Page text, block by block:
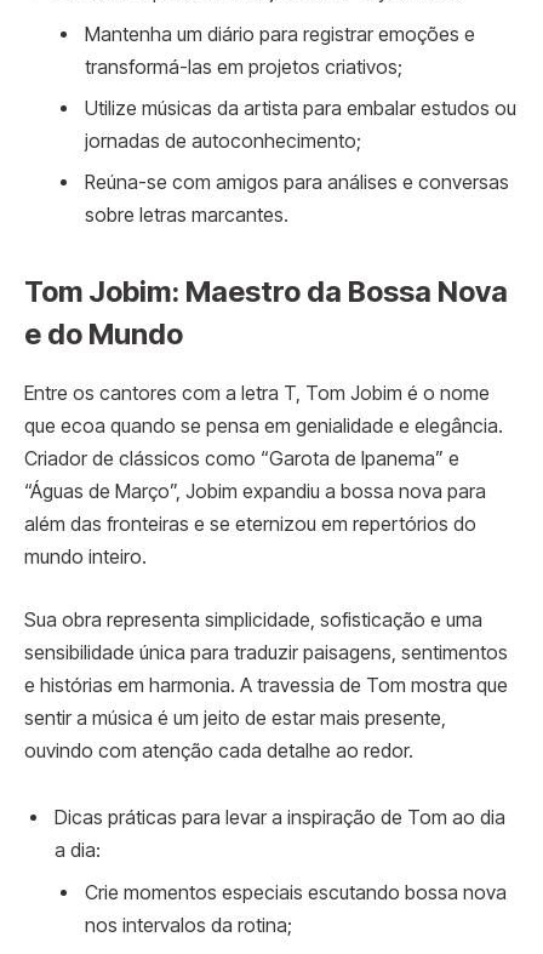
Mantenha um diário para registrar emoções e
transformá-las em projetos criativos;
Utilize músicas da artista para embalar estudos ou
jornadas de autoconhecimento;
Reúna-se com amigos para análises e conversas
sobre letras marcantes.
Tom Jobim: Maestro da Bossa Nova
e do Mundo
Entre os cantores com a letra T, Tom Jobim é o nome
que ecoa quando se pensa em genialidade e elegância.
Criador de clássicos como “Garota de Ipanema” e
“Águas de Março”, Jobim expandiu a bossa nova para
além das fronteiras e se eternizou em repertórios do
mundo inteiro.
Sua obra representa simplicidade, sofisticação e uma
sensibilidade única para traduzir paisagens, sentimentos
e histórias em harmonia. A travessia de Tom mostra que
sentir a música é um jeito de estar mais presente,
ouvindo com atenção cada detalhe ao redor.
Dicas práticas para levar a inspiração de Tom ao dia
a dia:
Crie momentos especiais escutando bossa nova
nos intervalos da rotina;